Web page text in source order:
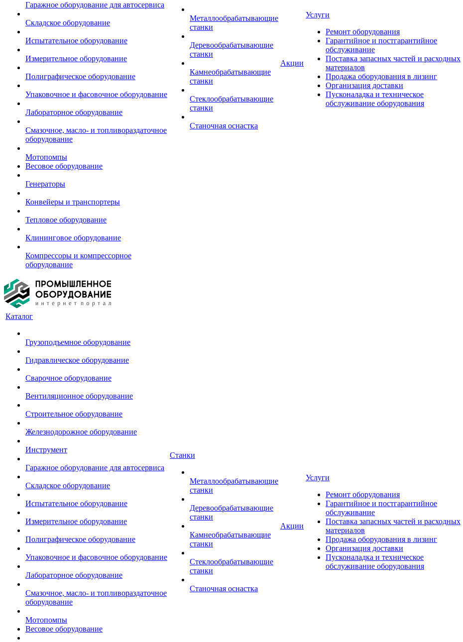
Гаражное оборудование для автосервиса
Складское оборудование
Испытательное оборудование
Измерительное оборудование
Полиграфическое оборудование
Упаковочное и фасовочное оборудование
Лабораторное оборудование
Смазочное, масло- и топливораздаточное
оборудование
Мотопомпы
Весовое оборудование
Генераторы
Конвейеры и транспортеры
Тепловое оборудование
Клининговое оборудование
Компрессоры и компрессорное
оборудование
Металлообрабатывающие
станки
Деревообрабатывающие
станки
Камнеобрабатывающие
станки
Стеклообрабатывающие
станки
Станочная оснастка
Акции
Услуги
Ремонт оборудования
Гарантийное и постгарантийное
обслуживание
Поставка запасных частей и расходных
материалов
Продажа оборудования в лизинг
Организация доставки
Пусконаладка и техническое
обслуживание оборудования
Каталог
Грузоподъемное оборудование
Гидравлическое оборудование
Сварочное оборудование
Вентиляционное оборудование
Строительное оборудование
Железнодорожное оборудование
Инструмент
Гаражное оборудование для автосервиса
Складское оборудование
Испытательное оборудование
Измерительное оборудование
Полиграфическое оборудование
Упаковочное и фасовочное оборудование
Лабораторное оборудование
Смазочное, масло- и топливораздаточное
оборудование
Мотопомпы
Весовое оборудование
Станки
Металлообрабатывающие
станки
Деревообрабатывающие
станки
Камнеобрабатывающие
станки
Стеклообрабатывающие
станки
Станочная оснастка
Акции
Услуги
Ремонт оборудования
Гарантийное и постгарантийное
обслуживание
Поставка запасных частей и расходных
материалов
Продажа оборудования в лизинг
Организация доставки
Пусконаладка и техническое
обслуживание оборудования